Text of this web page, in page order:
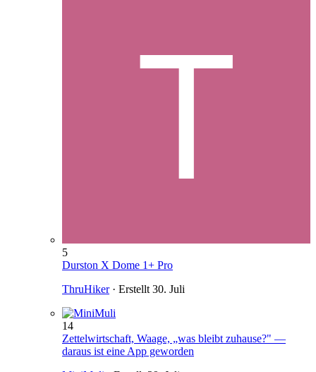
5
Durston X Dome 1+ Pro
ThruHiker· Erstellt 30. Juli
14
Zettelwirtschaft, Waage, „was bleibt zuhause?" —
daraus ist eine App geworden